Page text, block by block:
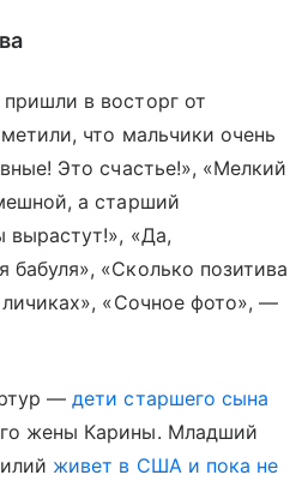
в восторг от
что мальчики очень
Это счастье!», «Мелкий
а старший
вырастут!», «Да,
«Сколько позитива
«Сочное фото», —
—дети старшего сына
жены Карины. Младший
живет в США и пока не